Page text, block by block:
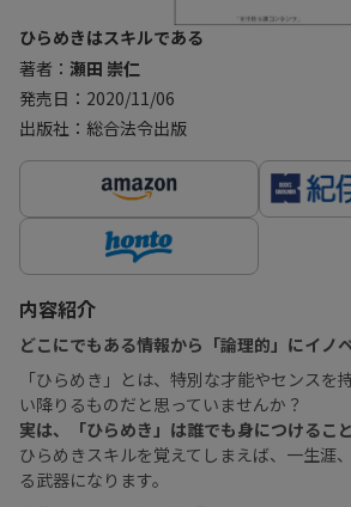
ひらめきはスキルである
著者： 瀬田 崇仁
発売日：2020/11/06
出版社：総合法令出版
内容紹介
どこにでもある情報から「論理的」にイノ
「ひらめき」とは、特別な才能やセンスを
い降りるものだと思っていませんか？
実は、「ひらめき」は誰でも身につけるこ
ひらめきスキルを覚えてしまえば、一生涯
る武器になります。